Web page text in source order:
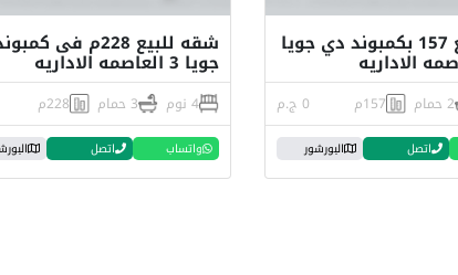
شقة للبيع 157 بكمبوند دي جويا
2 حمام 157م 0 ج.م
اتصل البورشور
شقه للبيع 228م فى
جويا 3 العاصمه الاداريه
4 نوم 3 حمام 228م
واتساب اتصل